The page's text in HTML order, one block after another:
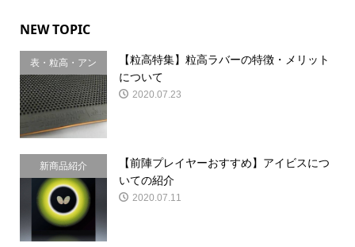
NEW TOPIC
表・粒高・アン
チ
【粒高特集】粒高ラバーの特徴・メリット
について
2020.07.23
新商品紹介
【前陣プレイヤーおすすめ】アイビスにつ
いての紹介
2020.07.11